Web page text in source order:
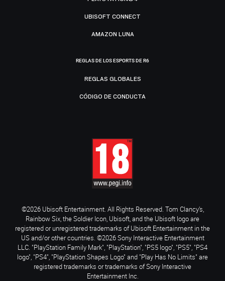
UBISOFT CONNECT
AMAZON LUNA
REGLAS DE LOS ESPORTS DE R6
REGLAS GLOBALES
CÓDIGO DE CONDUCTA
©2026 Ubisoft Entertainment. All Rights Reserved. Tom Clancy’s,
Rainbow Six, the Soldier Icon, Ubisoft, and the Ubisoft logo are
registered or unregistered trademarks of Ubisoft Entertainment in the
US and/or other countries. ©2026 Sony Interactive Entertainment
LLC. "PlayStation Family Mark", "PlayStation", "PS5 logo", "PS5", "PS4
logo", "PS4", "PlayStation Shapes Logo" and "Play Has No Limits" are
registered trademarks or trademarks of Sony Interactive
Entertainment Inc.